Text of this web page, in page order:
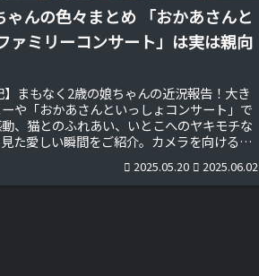
ゃんの色々まとめ 「おかあさんと
ァミリーコンサート」は実は親向
】まもなく2歳の娘ちゃんの近況報告！大き
や「おかあさんといっしょコンサート」で
、猫とのふれあい、いとこへのヤキモチな
た愛しい瞬間をご紹介。カメラを向けると
子育ての幸せエピソード集です♪
2025.05.20 2025.06.02